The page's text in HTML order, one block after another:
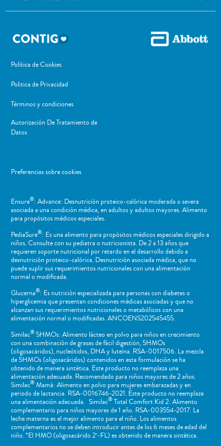
Política de Cookies
Politica de Privacidad
Términos y condiciones
Autorización De Tratamiento de
Datos
Preferencias sobre cookies
Ensure®: Advance: Desnutrición proteico-calórica moderada o severa
asociada a una condición médica, en adultos y adultos mayores. Alimento
para propósitos médicos especiales.
PediaSure®: Es una alimento para propósitos médicos especiales dirigido a
niños​. Consulte con su pediatra o nutricionista. De 2 a 13 años que
requieren soporte nutricional por retardo en el desarrollo debido a
desnutrición proteico-calórica. Desnutrición asociada médica, que no
puede suplir sus requerimientos nutricionales con una alimentación
normal o ​modificada.
Glucerna®: Es nutrición especializada para personas con diabetes o
hiperglicemia que presentan condiciones médicas asociadas y que no
alcanzan sus requerimientos nutricionales o metabólicos con una
alimentación normal o modificadas. ANCOENS202545455.
Similac®5HMOs: Alimento lácteo en polvo para niños en crecimiento
con una combinación de grasas de fácil digestión, 5HMOs
(oligosacáridos), nucleótidos, DHA y luteína. RSA-0017506. La mezcla
de 5HMOs (oligosacáridos) contenidos en esta formulación se ha
obtenido de manera sintética. Este producto no reemplaza una
alimentación adecuada. Recomendado para niños mayores de 2 años.
Similac®Mamá: Alimento en polvo para mujeres embarazadas y en
periodo de lactancia. RSA-0016746-2021. Este producto no reemplaza
una alimentación adecuada. Similac®Total Comfort Kid 2: Alimento
complementario para niños mayores de 1 año. RSA-003554-2017. La
leche materna es el mejor alimento para el niño. Los alimentos
complementarios no se deben introducir antes de los 6 meses de edad del
niño. *El HMO (oligosacárido 2’-FL) es obtenido de manera sintética.